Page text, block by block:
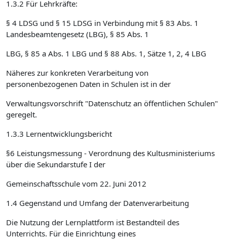
1.3.2 Für Lehrkräfte:
§ 4 LDSG und § 15 LDSG in Verbindung mit § 83 Abs. 1
Landesbeamtengesetz (LBG), § 85 Abs. 1
LBG, § 85 a Abs. 1 LBG und § 88 Abs. 1, Sätze 1, 2, 4 LBG
Näheres zur konkreten Verarbeitung von
personenbezogenen Daten in Schulen ist in der
Verwaltungsvorschrift "Datenschutz an öffentlichen Schulen"
geregelt.
1.3.3 Lernentwicklungsbericht
§6 Leistungsmessung - Verordnung des Kultusministeriums
über die Sekundarstufe I der
Gemeinschaftsschule vom 22. Juni 2012
1.4 Gegenstand und Umfang der Datenverarbeitung
Die Nutzung der Lernplattform ist Bestandteil des
Unterrichts. Für die Einrichtung eines